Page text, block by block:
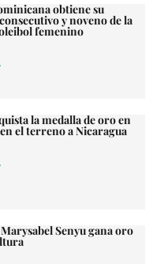
obtiene su
y noveno de la
femenino
la medalla de oro en
el terreno a Nicaragua
Senyu gana oro